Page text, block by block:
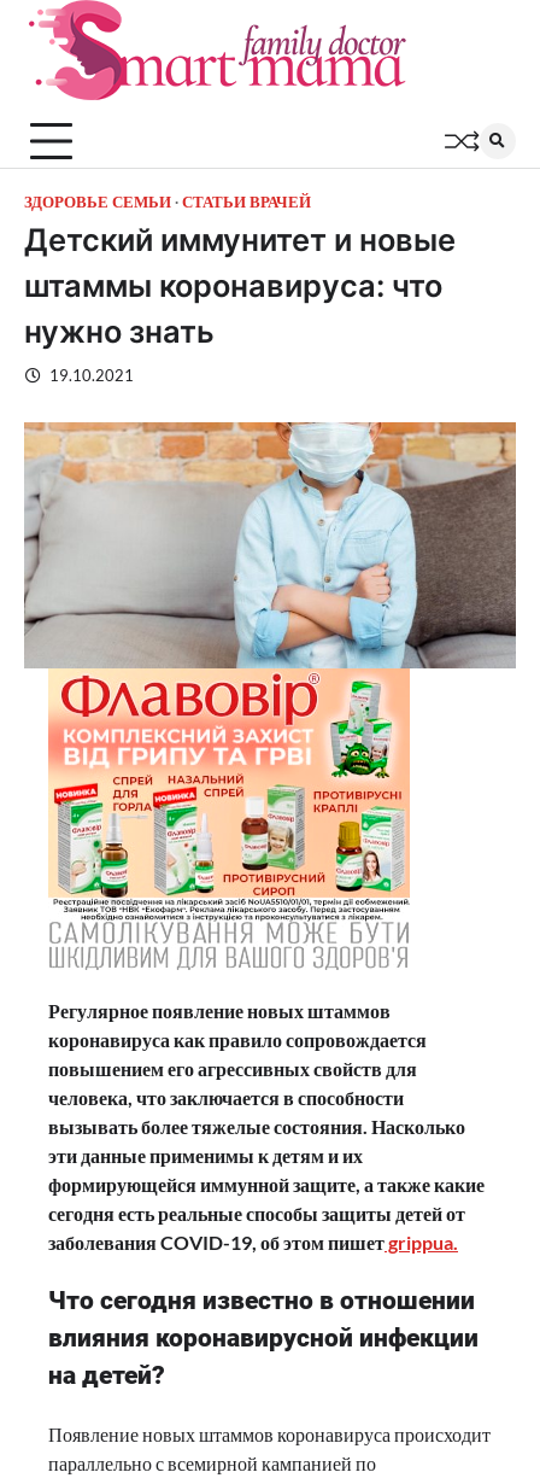
Перейти
содержимому
ЗДОРОВЬЕ СЕМЬИ СТАТЬИ ВРАЧЕЙ
Детский иммунитет и новые
штаммы коронавируса: что
нужно знать
19.10.2021
Регулярное появление новых штаммов
коронавируса как правило сопровождается
повышением его агрессивных свойств для
человека, что заключается в способности
вызывать более тяжелые состояния. Насколько
эти данные применимы к детям и их
формирующейся иммунной защите, а также какие
сегодня есть реальные способы защиты детей от
заболевания COVID-19, об этом пишетgrippua.
Что сегодня известно в отношении
влияния коронавирусной инфекции
на детей?
Появление новых штаммов коронавируса происходит
параллельно с всемирной кампанией по